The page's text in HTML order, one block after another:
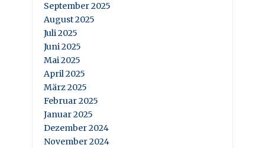
September 2025
August 2025
Juli 2025
Juni 2025
Mai 2025
April 2025
März 2025
Februar 2025
Januar 2025
Dezember 2024
November 2024